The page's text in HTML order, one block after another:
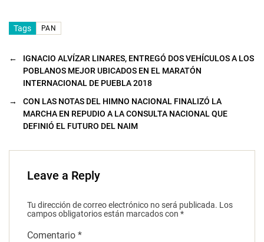
Tags PAN
←
IGNACIO ALVÍZAR LINARES, ENTREGÓ DOS VEHÍCULOS A LOS
POBLANOS MEJOR UBICADOS EN EL MARATÓN
INTERNACIONAL DE PUEBLA 2018
→
CON LAS NOTAS DEL HIMNO NACIONAL FINALIZÓ LA
MARCHA EN REPUDIO A LA CONSULTA NACIONAL QUE
DEFINIÓ EL FUTURO DEL NAIM
Leave a Reply
Tu dirección de correo electrónico no será publicada. Los
campos obligatorios están marcados con *
Comentario *